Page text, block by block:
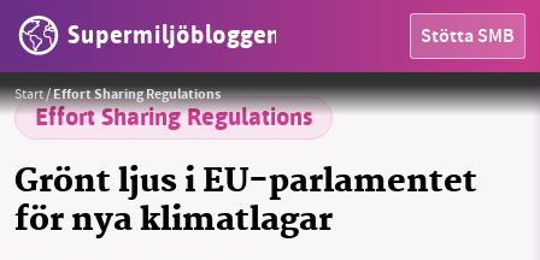
Supermiljöbloggen Stötta SMB
OMRÅDEN
MILJÖFAKTA
OM OSS
Start/Effort Sharing Regulations
Effort Sharing Regulations
Grönt ljus i EU-parlamentet
för nya klimatlagar
Foto:FreeImages